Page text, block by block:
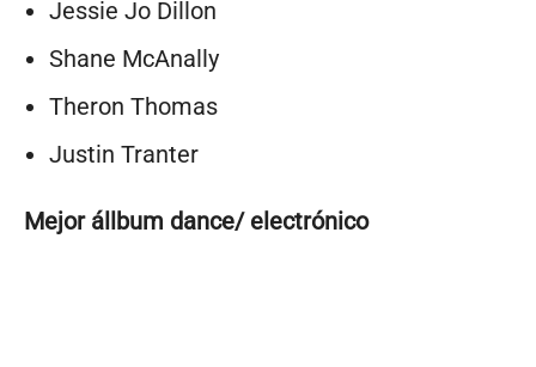
Jessie Jo Dillon
Shane McAnally
Theron Thomas
Justin Tranter
Mejor állbum dance/ electrónico